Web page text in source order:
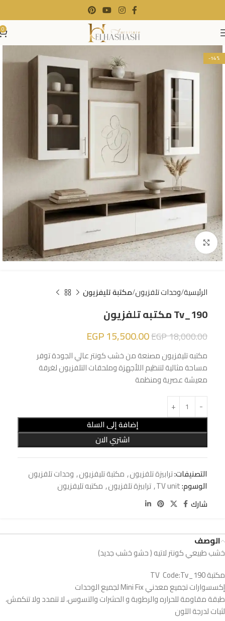
0
-14%
Click to enlarge
الرئيسية وحدات تلفزيون مكتبة تليفزيون
Tv_190 مكتبه تلفزيون
EGP18,000.00
EGP15,500.00
مكتبه تليفزيون مصنعة من خشب كونتر عالي الجودة توفر
مساحة مثالية لتنظيم اللأجهزة وملحقات التلفزيون لغرفة
معيشة عصرية ومنظمة
إضافة إلى السلة
اشتري الان
التصنيفات:ترابيزة تلفزيون, مكتبة تليفزيون, وحدات تلفزيون
الوسوم:TV unit
,ترابيزة تلفزيون, مكتبه تليفزيون
شارك
الوصف
خشب طبيعي كونتر لاتيه ( حشو خشب جديد)
مكتبة TV Code:Tv_190
إكسسوارات تجميع معدني Mini Fix لجميع الوحدات
طبقة مقاومة للحراره والرطوبة و الحشرات والتسوس، لا تتمدد ولا تنكمش،
لثبات لدرجة اللون